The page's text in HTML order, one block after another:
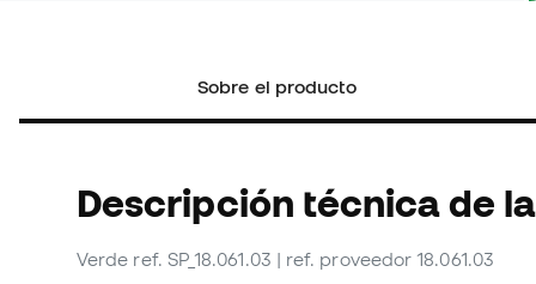
Sobre el producto
Descripción técnica de
Verde ref. SP_18.061.03 | ref. proveedor 18.061.03